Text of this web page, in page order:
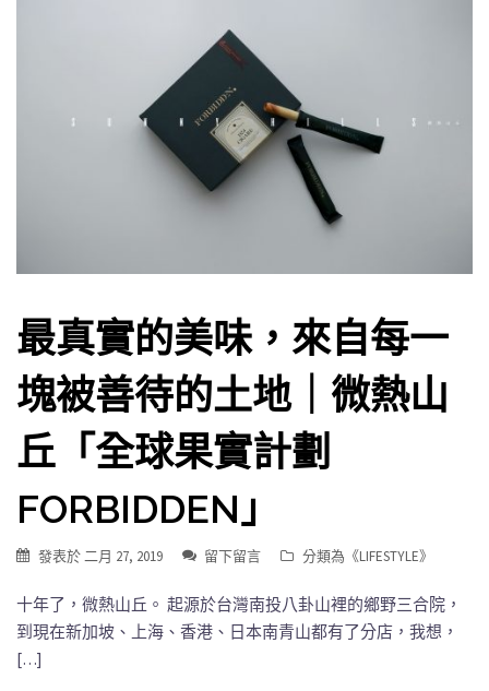
最真實的美味，來自每一
塊被善待的土地｜微熱山
丘「全球果實計劃
FORBIDDEN」
發表於二月 27, 2019 留下留言 分類為《LIFESTYLE》
十年了，微熱山丘。 起源於台灣南投八卦山裡的鄉野三合院，
到現在新加坡、上海、香港、日本南青山都有了分店，我想，
[…]